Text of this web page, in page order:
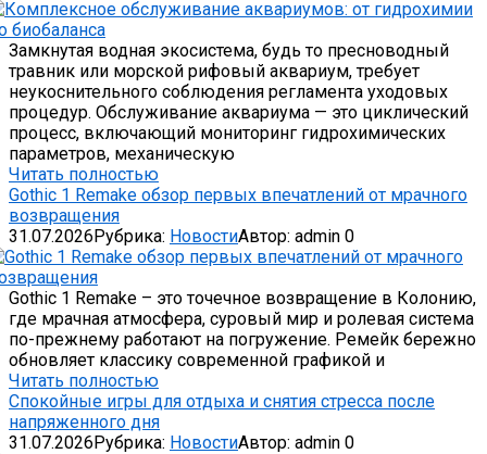
Замкнутая водная экосистема, будь то пресноводный
травник или морской рифовый аквариум, требует
неукоснительного соблюдения регламента уходовых
процедур. Обслуживание аквариума — это циклический
процесс, включающий мониторинг гидрохимических
параметров, механическую
Читать полностью
Gothic 1 Remake обзор первых впечатлений от мрачного
возвращения
31.07.2026Рубрика: НовостиАвтор: admin 0
Gothic 1 Remake – это точечное возвращение в Колонию,
где мрачная атмосфера, суровый мир и ролевая система
по-прежнему работают на погружение. Ремейк бережно
обновляет классику современной графикой и
Читать полностью
Спокойные игры для отдыха и снятия стресса после
напряженного дня
31.07.2026Рубрика: НовостиАвтор: admin 0